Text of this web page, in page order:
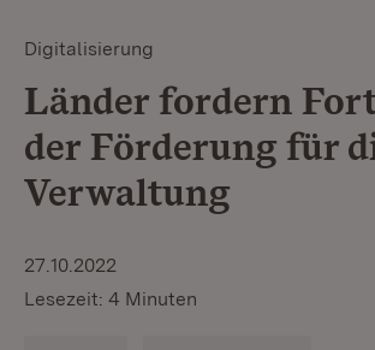
Digitalisierung
Länder fordern
der Förderung für
Verwaltung
27.10.2022
Lesezeit: 4 Minuten